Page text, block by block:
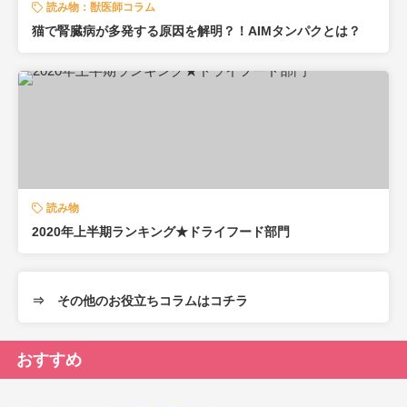
読み物：獣医師コラム
猫で腎臓病が多発する原因を解明？！AIMタンパクとは？
読み物
2020年上半期ランキング★ドライフード部門
⇒ その他のお役立ちコラムはコチラ
おすすめ